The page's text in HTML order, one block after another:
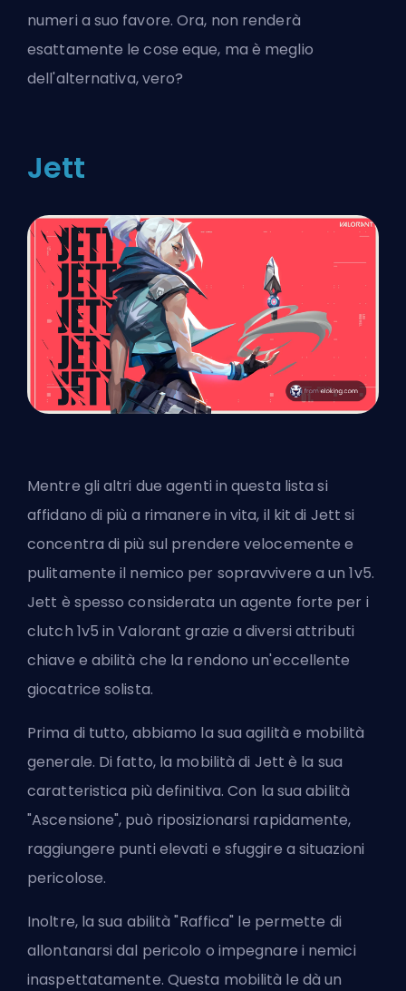
numeri a suo favore. Ora, non renderà
esattamente le cose eque, ma è meglio
dell'alternativa, vero?
Jett
Mentre gli altri due agenti in questa lista si
affidano di più a rimanere in vita, il kit di Jett si
concentra di più sul prendere velocemente e
pulitamente il nemico per sopravvivere a un 1v5.
Jett è spesso considerata un agente forte per i
clutch 1v5 in Valorant grazie a diversi attributi
chiave e abilità che la rendono un'eccellente
giocatrice solista.
Prima di tutto, abbiamo la sua agilità e mobilità
generale. Di fatto, la mobilità di Jett è la sua
caratteristica più definitiva. Con la sua abilità
"Ascensione", può riposizionarsi rapidamente,
raggiungere punti elevati e sfuggire a situazioni
pericolose.
Inoltre, la sua abilità "Raffica" le permette di
allontanarsi dal pericolo o impegnare i nemici
inaspettatamente. Questa mobilità le dà un